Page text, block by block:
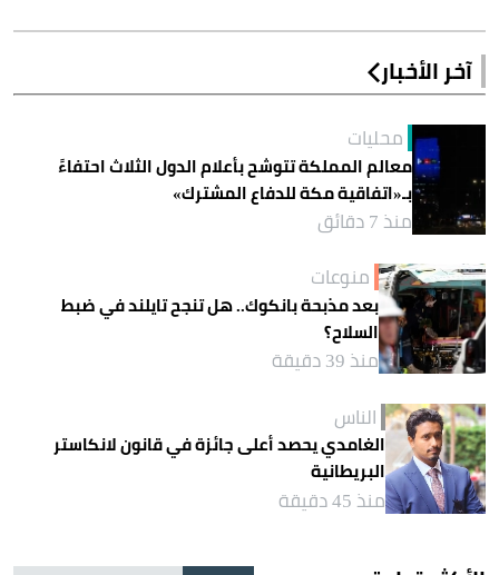
آخر الأخبار
محليات
معالم المملكة تتوشح بأعلام الدول الثلاث احتفاءً
بـ«اتفاقية مكة للدفاع المشترك»
منذ 7 دقائق
منوعات
بعد مذبحة بانكوك.. هل تنجح تايلند في ضبط
السلاح؟
منذ 39 دقيقة
الناس
الغامدي يحصد أعلى جائزة في قانون لانكاستر
البريطانية
منذ 45 دقيقة